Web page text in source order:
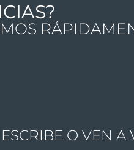
O VEN A